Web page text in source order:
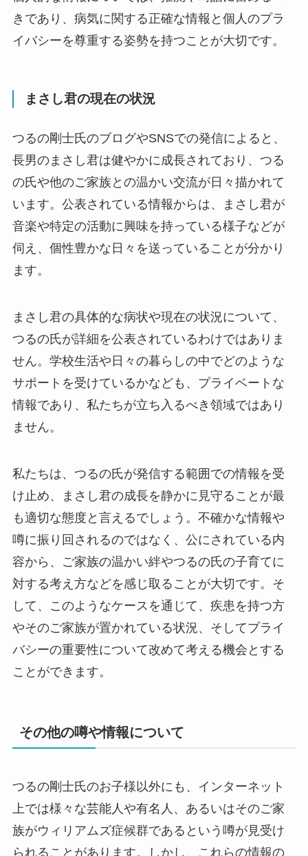
きであり、病気に関する正確な情報と個人のプラ
イバシーを尊重する姿勢を持つことが大切です。
まさし君の現在の状況
つるの剛士氏のブログやSNSでの発信によると、
長男のまさし君は健やかに成長されており、つる
の氏や他のご家族との温かい交流が日々描かれて
います。公表されている情報からは、まさし君が
音楽や特定の活動に興味を持っている様子などが
伺え、個性豊かな日々を送っていることが分かり
ます。
まさし君の具体的な病状や現在の状況について、
つるの氏が詳細を公表されているわけではありま
せん。学校生活や日々の暮らしの中でどのような
サポートを受けているかなども、プライベートな
情報であり、私たちが立ち入るべき領域ではあり
ません。
私たちは、つるの氏が発信する範囲での情報を受
け止め、まさし君の成長を静かに見守ることが最
も適切な態度と言えるでしょう。不確かな情報や
噂に振り回されるのではなく、公にされている内
容から、ご家族の温かい絆やつるの氏の子育てに
対する考え方などを感じ取ることが大切です。そ
して、このようなケースを通じて、疾患を持つ方
やそのご家族が置かれている状況、そしてプライ
バシーの重要性について改めて考える機会とする
ことができます。
その他の噂や情報について
つるの剛士氏のお子様以外にも、インターネット
上では様々な芸能人や有名人、あるいはそのご家
族がウィリアムズ症候群であるという噂が見受け
られることがあります。しかし、これらの情報の